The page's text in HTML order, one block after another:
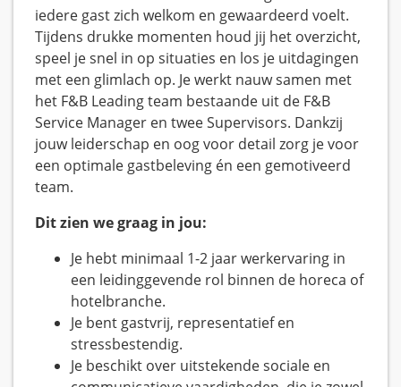
iedere gast zich welkom en gewaardeerd voelt.
Tijdens drukke momenten houd jij het overzicht,
speel je snel in op situaties en los je uitdagingen
met een glimlach op. Je werkt nauw samen met
het F&B Leading team bestaande uit de F&B
Service Manager en twee Supervisors. Dankzij
jouw leiderschap en oog voor detail zorg je voor
een optimale gastbeleving én een gemotiveerd
team.
Dit zien we graag in jou:
Je hebt minimaal 1-2 jaar werkervaring in
een leidinggevende rol binnen de horeca of
hotelbranche.
Je bent gastvrij, representatief en
stressbestendig.
Je beschikt over uitstekende sociale en